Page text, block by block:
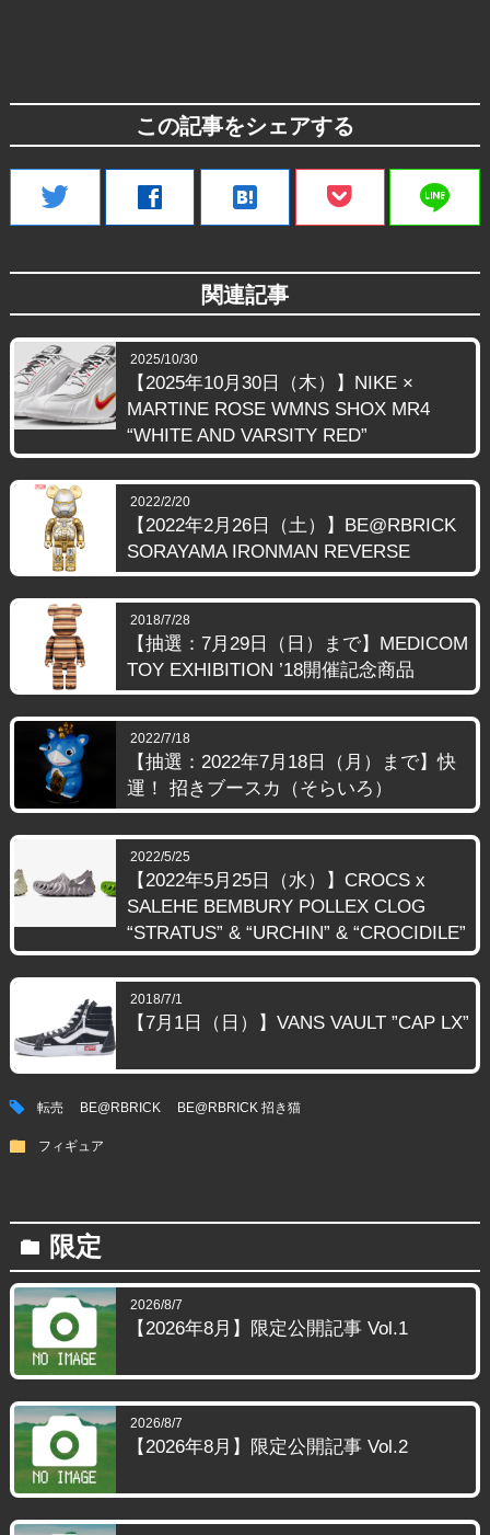
この記事をシェアする
twitter facebook hatenabookmark line
関連記事
2025/10/30
【2025年10月30日（木）】NIKE ×
MARTINE ROSE WMNS SHOX MR4
“WHITE AND VARSITY RED”
2022/2/20
【2022年2月26日（土）】BE@RBRICK
SORAYAMA IRONMAN REVERSE
2018/7/28
【抽選：7月29日（日）まで】MEDICOM
TOY EXHIBITION ’18開催記念商品
2022/7/18
【抽選：2022年7月18日（月）まで】快
運！ 招きブースカ（そらいろ）
2022/5/25
【2022年5月25日（水）】CROCS x
SALEHE BEMBURY POLLEX CLOG
“STRATUS” & “URCHIN” & “CROCIDILE”
2018/7/1
【7月1日（日）】VANS VAULT ”CAP LX”
tag 転売 BE@RBRICK BE@RBRICK 招き猫
folder フィギュア
folder 限定
2026/8/7
【2026年8月】限定公開記事 Vol.1
2026/8/7
【2026年8月】限定公開記事 Vol.2